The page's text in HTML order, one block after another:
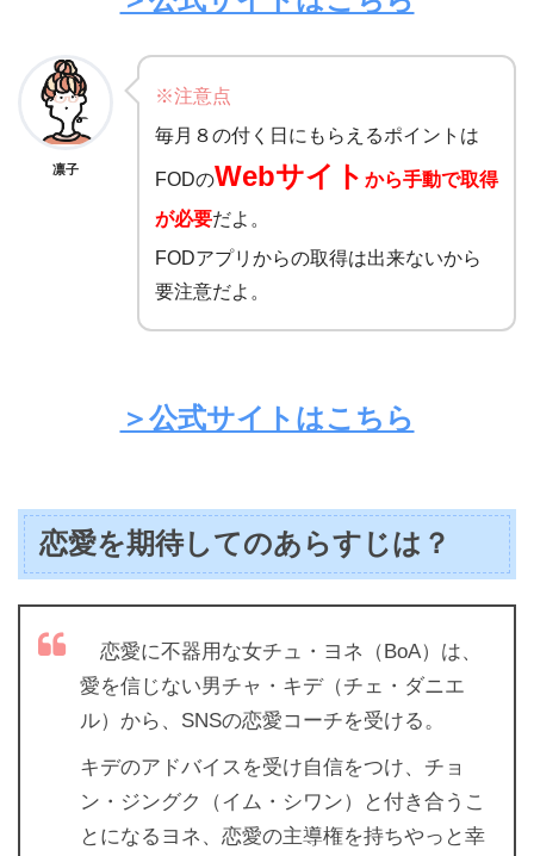
凛子
※注意点
毎月８の付く日にもらえるポイントは
FODのWebサイト から手動で取得
が必要だよ。
FODアプリからの取得は出来ないから
要注意だよ。
＞公式サイトはこちら
恋愛を期待してのあらすじは？
恋愛に不器用な女チュ・ヨネ（BoA）は、
愛を信じない男チャ・キデ（チェ・ダニエ
ル）から、SNSの恋愛コーチを受ける。
キデのアドバイスを受け自信をつけ、チョ
ン・ジングク（イム・シワン）と付き合うこ
とになるヨネ、恋愛の主導権を持ちやっと幸